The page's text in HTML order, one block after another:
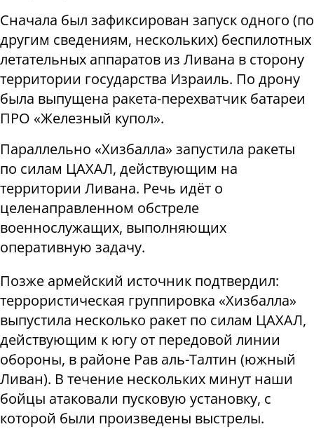
Сначала был зафиксирован запуск одного (по
другим сведениям, нескольких) беспилотных
летательных аппаратов из Ливана в сторону
территории государства Израиль. По дрону
была выпущена ракета-перехватчик батареи
ПРО «Железный купол».
Параллельно «Хизбалла» запустила ракеты
по силам ЦАХАЛ, действующим на
территории Ливана. Речь идёт о
целенаправленном обстреле
военнослужащих, выполняющих
оперативную задачу.
Позже армейский источник подтвердил:
террористическая группировка «Хизбалла»
выпустила несколько ракет по силам ЦАХАЛ,
действующим к югу от передовой линии
обороны, в районе Рав аль-Талтин (южный
Ливан). В течение нескольких минут наши
бойцы атаковали пусковую установку, с
которой были произведены выстрелы.